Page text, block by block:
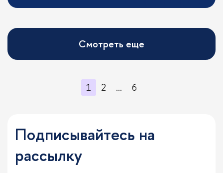
Смотреть еще
1 2 … 6
Подписывайтесь на
рассылку